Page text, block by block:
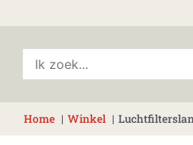
Home Winkel